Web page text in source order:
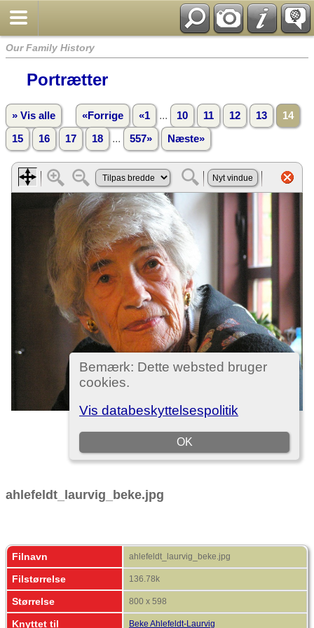
Our Family History
Portrætter
» Vis alle «Forrige «1 ... 10 11 12 13 14
15 16 17 18 ... 557» Næste»
ahlefeldt_laurvig_beke.jpg
Filnavn ahlefeldt_laurvig_beke.jpg
Filstørrelse 136.78k
Størrelse 800 x 598
Knyttet til Beke Ahlefeldt-Laurvig